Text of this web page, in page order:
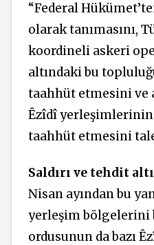
“Federal
olarak tanımasını,
koordineli askeri
altındaki bu
taahhüt etmesini ve
Êzîdî yerleşimlerinin
taahhüt etmesini
Saldırı ve tehdit
Nisan ayından bu
yerleşim bölgelerini
ordusunun da bazı